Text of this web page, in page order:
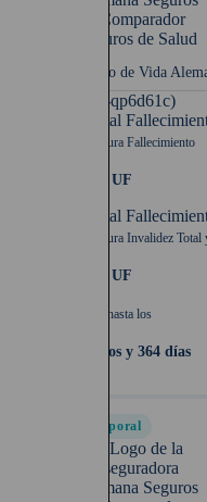
Seguro de Vida
UF (-qp6d61c)
Capital
Cobertura Fallecimiento
1.000 UF
Capital
Cobertura Invalidez Total
1.000 UF
Cubre hasta los
64 años y 364 días
Temporal